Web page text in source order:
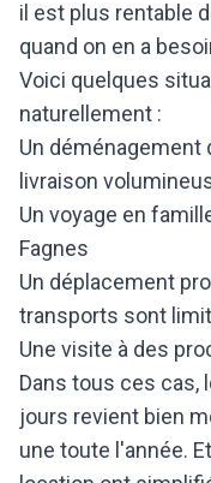
il est plus rentable
quand on en a
Voici quelques
naturellement :
Un déménagement
livraison
Un voyage en
Fagnes
Un déplacement
transports sont
Une visite à des
Dans tous ces cas,
jours revient bien
une toute l'année.